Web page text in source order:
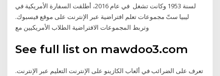
لسنة 1953 وكانت تشغل في عام 2016، أطلقت السفارة الأمريكية في
ليبيا ستّ مجموعات تعلم افتراضية عبر الإنترنت على موقع فيسبوك.
See full list on mawdoo3.com
تعرف على الضرائب في ألعاب الكازينو على الإنترنت التعليم عبر الإنترنت.